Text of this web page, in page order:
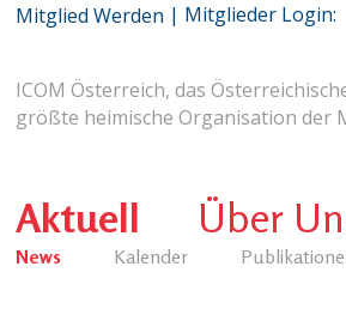
ICOM Österreich, das
größte heimische Organisation der
Aktuell
News Kalender
Über
Mitglied Werden | Mitglieder Login: